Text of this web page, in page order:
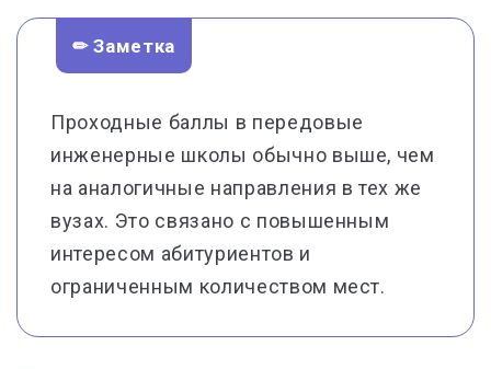
✏ Заметка
Проходные баллы в передовые
инженерные школы обычно выше, чем
на аналогичные направления в тех же
вузах. Это связано с повышенным
интересом абитуриентов и
ограниченным количеством мест.